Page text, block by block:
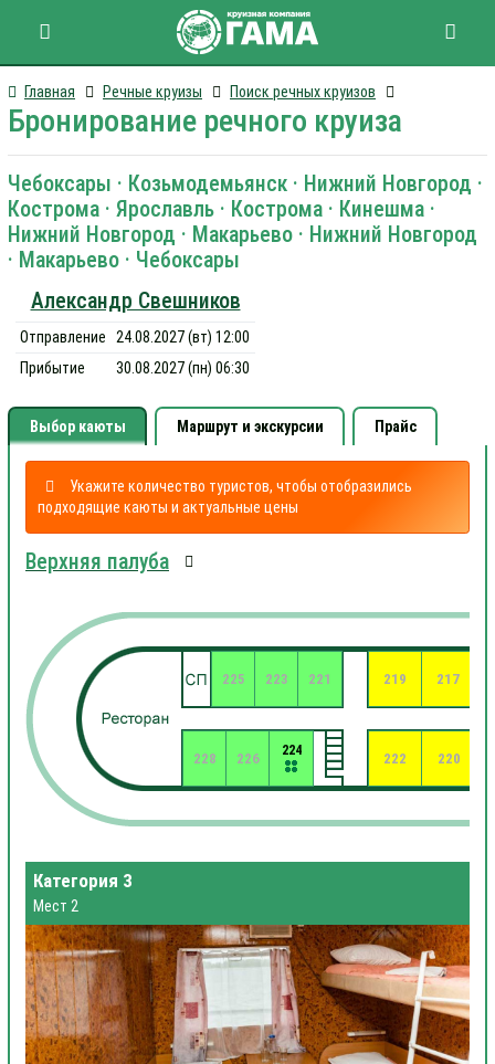
Главная Речные круизы Поиск речных круизов
Бронирование речного круиза
Чебоксары · Козьмодемьянск · Нижний Новгород ·
Кострома · Ярославль · Кострома · Кинешма ·
Нижний Новгород · Макарьево · Нижний Новгород
· Макарьево · Чебоксары
Александр Свешников
Отправление
24.08.2027 (вт) 12:00
Прибытие
30.08.2027 (пн) 06:30
Выбор каюты Маршрут и экскурсии Прайс
Укажите количество туристов, чтобы отобразились
подходящие каюты и актуальные цены
Верхняя палуба
217
219
220
221
222
223
224
225
226
228
Категория 3
Мест 2